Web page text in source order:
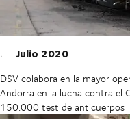
Julio 2020
DSV colabora en la mayor
Andorra en la lucha contra
150.000 test de anticuerpos